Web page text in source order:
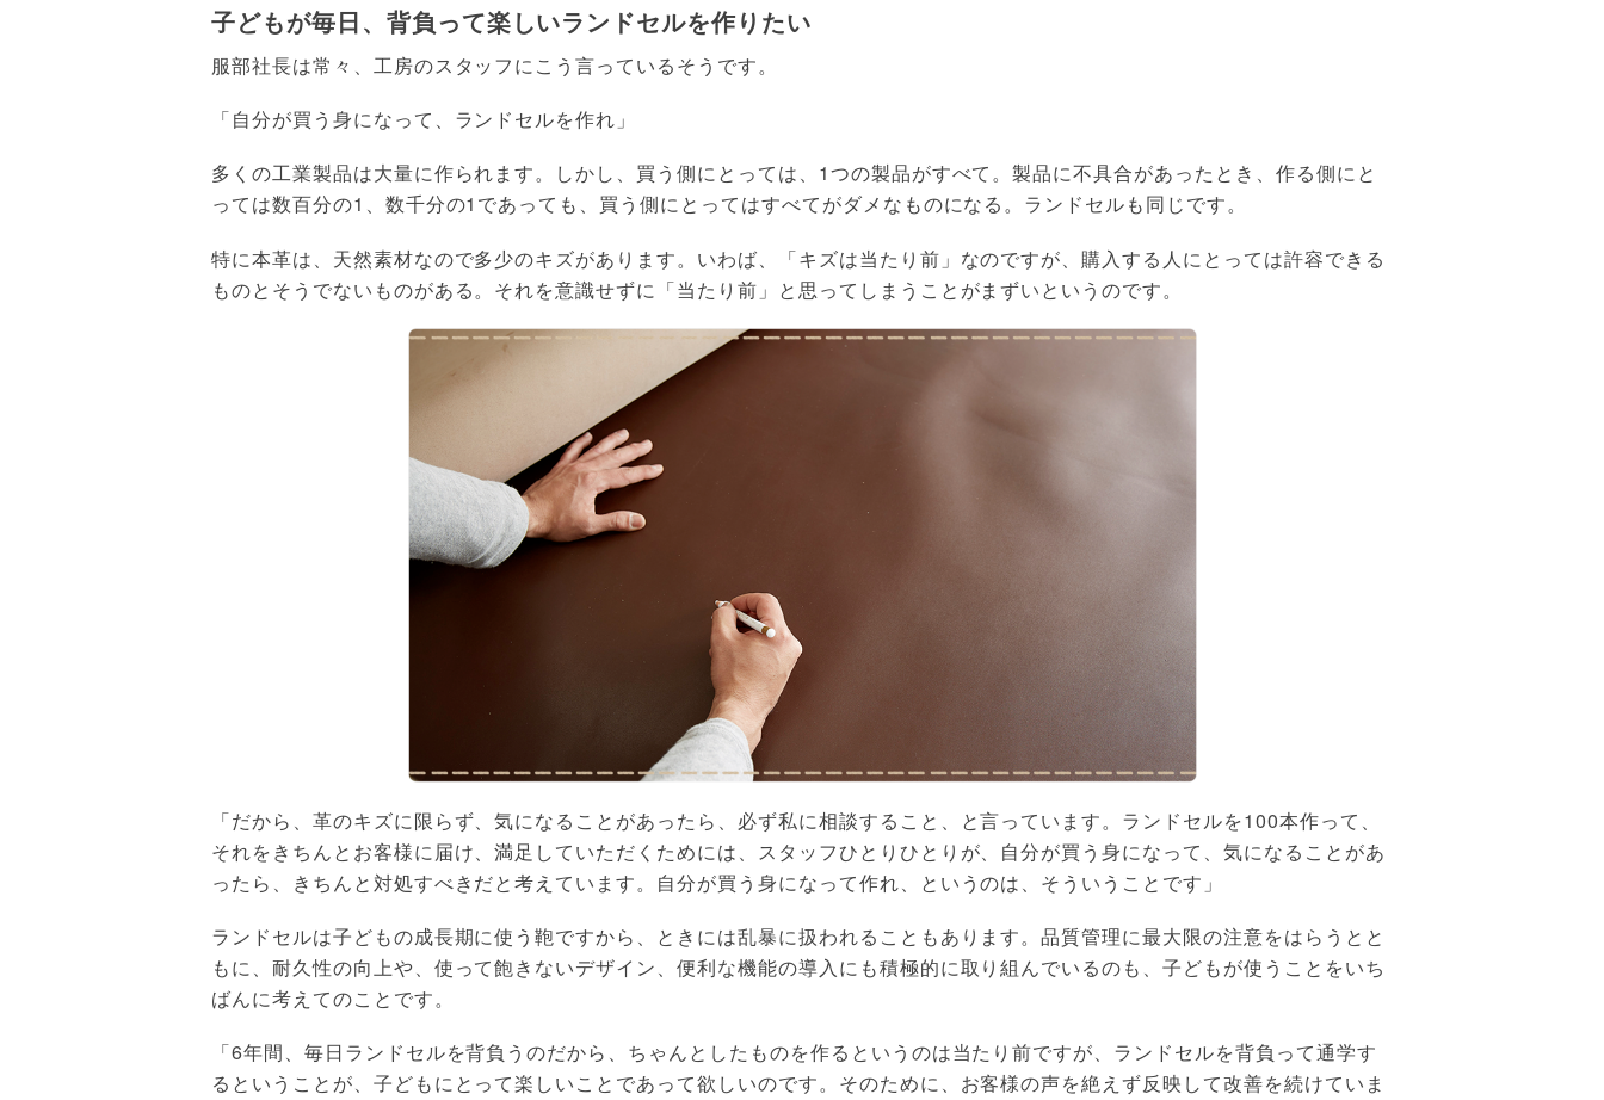
子どもが毎日、背負って楽しいランドセルを作りたい
服部社長は常々、工房のスタッフにこう言っているそうです。
「自分が買う身になって、ランドセルを作れ」
多くの工業製品は大量に作られます。しかし、買う側にとっては、1つの製品がすべて。製品に不具合があったとき、作る側にと
っては数百分の1、数千分の1であっても、買う側にとってはすべてがダメなものになる。ランドセルも同じです。
特に本革は、天然素材なので多少のキズがあります。いわば、「キズは当たり前」なのですが、購入する人にとっては許容できる
ものとそうでないものがある。それを意識せずに「当たり前」と思ってしまうことがまずいというのです。
「だから、革のキズに限らず、気になることがあったら、必ず私に相談すること、と言っています。ランドセルを100本作って、
それをきちんとお客様に届け、満足していただくためには、スタッフひとりひとりが、自分が買う身になって、気になることがあ
ったら、きちんと対処すべきだと考えています。自分が買う身になって作れ、というのは、そういうことです」
ランドセルは子どもの成長期に使う鞄ですから、ときには乱暴に扱われることもあります。品質管理に最大限の注意をはらうとと
もに、耐久性の向上や、使って飽きないデザイン、便利な機能の導入にも積極的に取り組んでいるのも、子どもが使うことをいち
ばんに考えてのことです。
「6年間、毎日ランドセルを背負うのだから、ちゃんとしたものを作るというのは当たり前ですが、ランドセルを背負って通学す
るということが、子どもにとって楽しいことであって欲しいのです。そのために、お客様の声を絶えず反映して改善を続けていま